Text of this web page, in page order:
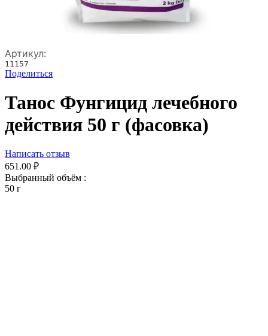
Артикул:
11157
Поделиться
Танос Фунгицид лечебного
действия 50 г (фасовка)
Написать отзыв
651.00 ₽
Выбранный объём :
50 г